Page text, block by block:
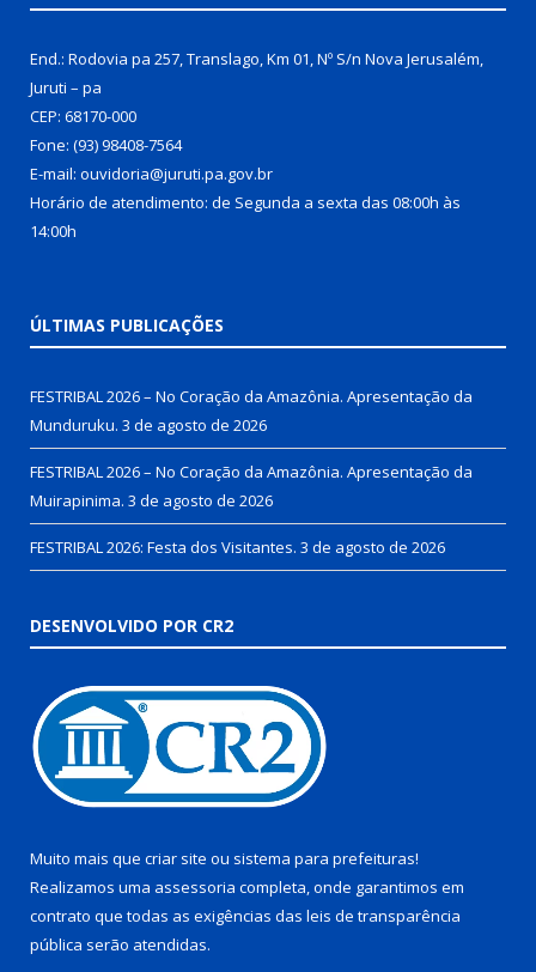
End.: Rodovia pa 257, Translago, Km 01, Nº S/n Nova Jerusalém,
Juruti – pa
CEP: 68170-000
Fone: (93) 98408-7564
E-mail: ouvidoria@juruti.pa.gov.br
Horário de atendimento: de Segunda a sexta das 08:00h às
14:00h
ÚLTIMAS PUBLICAÇÕES
FESTRIBAL 2026 – No Coração da Amazônia. Apresentação da
Munduruku. 3 de agosto de 2026
FESTRIBAL 2026 – No Coração da Amazônia. Apresentação da
Muirapinima. 3 de agosto de 2026
FESTRIBAL 2026: Festa dos Visitantes. 3 de agosto de 2026
DESENVOLVIDO POR CR2
Muito mais que criar site ou sistema para prefeituras!
Realizamos uma assessoria completa, onde garantimos em
contrato que todas as exigências das leis de transparência
pública serão atendidas.